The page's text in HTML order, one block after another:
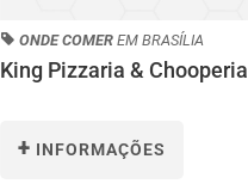
ONDE COMER EM BRASÍLIA
King Pizzaria & Chooperia
+ INFORMAÇÕES